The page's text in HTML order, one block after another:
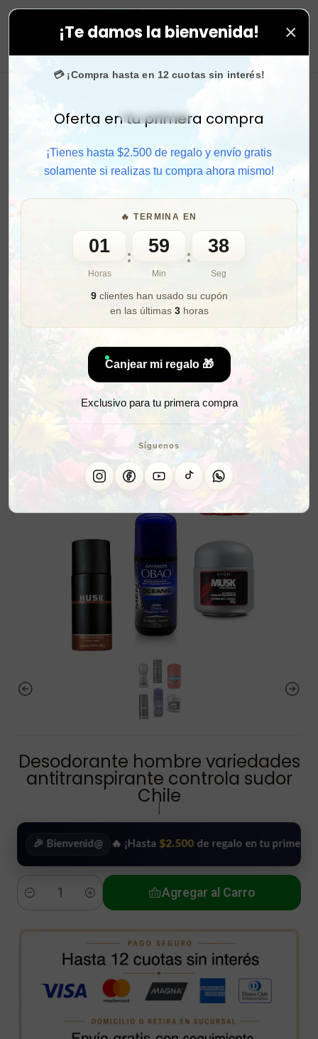
¡Te damos la bienvenida! ×
💳 ¡Compra hasta en 12 cuotas sin interés!
Activar sonido
Oferta en tu primera compra
¡Tienes hasta $2.500 de regalo y envío gratis
solamente si realizas tu compra ahora mismo!
🔥 TERMINA EN
01
Horas
: 59
Min
: 36
Seg
9clientes han usado su cupón
en las últimas 3horas
Canjear mi regalo 🎁
Exclusivo para tu primera compra
Síguenos
compras. ⚡ Compra rápido y aprovecha. 💙
Desodorante hombre variedades
antitranspirante controla sudor
Chile
Bienvenid@ 🔥 ¡Hasta$2.500de regalo en tu primera compra!
Cantidad
Agregar al Carro